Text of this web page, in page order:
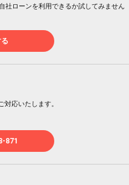
社ローンを利用できるか試してみません
応いたします。
871